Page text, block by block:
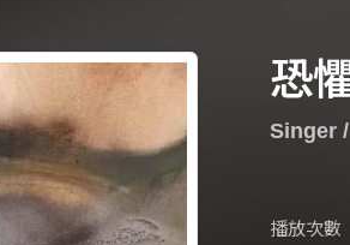
恐
Singer
播放次數